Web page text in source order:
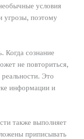
условия
угрозы, поэтому
Когда сознание
не повториться,
Это
информации и
также выполняет
приписывать